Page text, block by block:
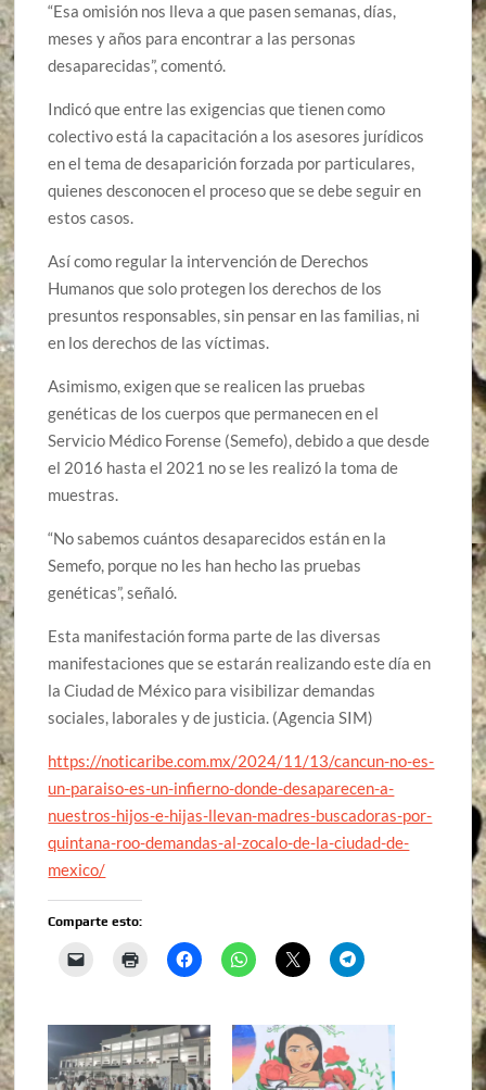
“Esa omisión nos lleva a que pasen semanas, días,
meses y años para encontrar a las personas
desaparecidas”, comentó.
Indicó que entre las exigencias que tienen como
colectivo está la capacitación a los asesores jurídicos
en el tema de desaparición forzada por particulares,
quienes desconocen el proceso que se debe seguir en
estos casos.
Así como regular la intervención de Derechos
Humanos que solo protegen los derechos de los
presuntos responsables, sin pensar en las familias, ni
en los derechos de las víctimas.
Asimismo, exigen que se realicen las pruebas
genéticas de los cuerpos que permanecen en el
Servicio Médico Forense (Semefo), debido a que desde
el 2016 hasta el 2021 no se les realizó la toma de
muestras.
“No sabemos cuántos desaparecidos están en la
Semefo, porque no les han hecho las pruebas
genéticas”, señaló.
Esta manifestación forma parte de las diversas
manifestaciones que se estarán realizando este día en
la Ciudad de México para visibilizar demandas
sociales, laborales y de justicia. (Agencia SIM)
https://noticaribe.com.mx/2024/11/13/cancun-no-es-
un-paraiso-es-un-infierno-donde-desaparecen-a-
nuestros-hijos-e-hijas-llevan-madres-buscadoras-por-
quintana-roo-demandas-al-zocalo-de-la-ciudad-de-
mexico/
Comparte esto: